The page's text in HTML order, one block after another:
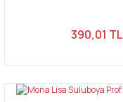
390,01 TL